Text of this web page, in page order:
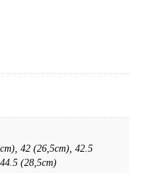
42 (26,5cm), 42.5
(28,5cm)